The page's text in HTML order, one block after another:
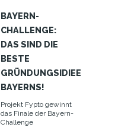
Wer gerade wo steht,
verraten wir Euch an
dieser Stelle.
BAYERN-
CHALLENGE:
DAS SIND DIE
BESTE
GRÜNDUNGSIDIEE
BAYERNS!
Projekt Fypto gewinnt
das Finale der Bayern-
Challenge